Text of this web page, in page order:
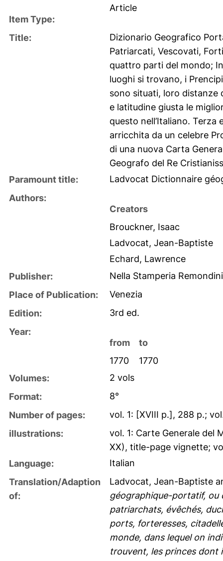
Item Type:
Article
Title:
Dizionario Geografico
Patriarcati, Vescovati,
quattro parti del mondo;
luoghi si trovano, i
sono situati, loro distanze
e latitudine giusta le
questo nell’Italiano.
arricchita da un celebre
di una nuova Carta
Geografo del Re
Paramount title:
Ladvocat Dictionnaire
Authors:
Creators
Brouckner, Isaac
Ladvocat, Jean-Baptiste
Echard, Lawrence
Publisher:
Nella Stamperia Remondini
Place of Publication:
Venezia
Edition:
3rd ed.
Year:
from
to
1770
1770
Volumes:
2 vols
Format:
8°
Number of pages:
vol. 1: [XVIII p.], 288 p.;
illustrations:
vol. 1: Carte Generale del
XX), title-page vignette;
Language:
Italian
Translation/Adaption
of:
Ladvocat, Jean-Baptiste
géographique-portatif, ou
patriarchats, évêchés,
ports, forteresses,
monde, dans lequel on
trouvent, les princes dont